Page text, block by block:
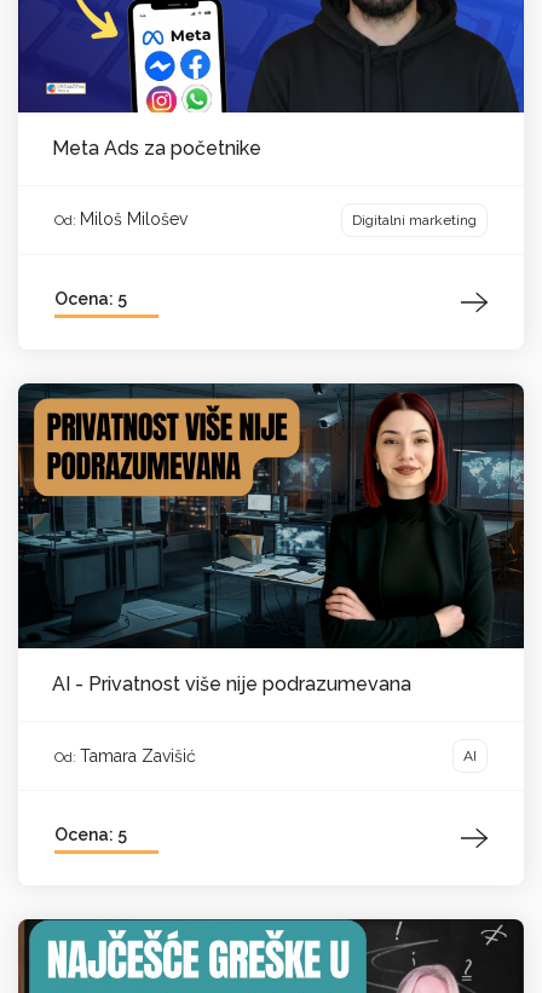
Meta Ads za početnike
Od: Miloš Milošev Digitalni marketing
Ocena: 5
AI - Privatnost više nije podrazumevana
Od: Tamara Zavišić AI
Ocena: 5